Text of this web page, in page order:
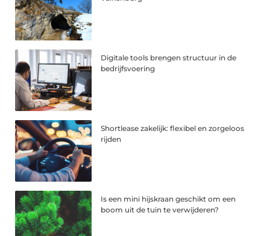
Digitale tools brengen structuur in de
bedrijfsvoering
Shortlease zakelijk: flexibel en zorgeloos
rijden
Is een mini hijskraan geschikt om een
boom uit de tuin te verwijderen?